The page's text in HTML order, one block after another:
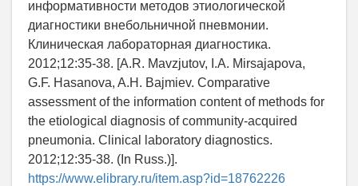
информативности методов этиологической
диагностики внебольничной пневмонии.
Клиническая лабораторная диагностика.
2012;12:35-38. [A.R. Mavzjutov, I.A. Mirsajapova,
G.F. Hasanova, A.H. Bajmiev. Comparative
assessment of the information content of methods for
the etiological diagnosis of community-acquired
pneumonia. Clinical laboratory diagnostics.
2012;12:35-38. (In Russ.)].
https://www.elibrary.ru/item.asp?id=18762226